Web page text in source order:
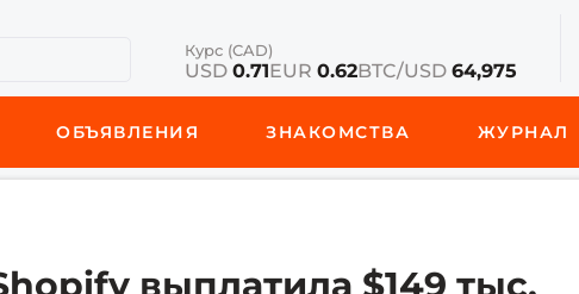
Курс (CAD)
USD 0.71EUR 0.62BTC/USD 64,975
ОБЪЯВЛЕНИЯ ЗНАКОМСТВА ЖУРНАЛ
выплатила $149 тыс.